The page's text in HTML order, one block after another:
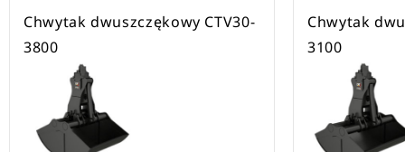
Chwytak dwuszczękowy CTV30-
3800
Chwytak
3100